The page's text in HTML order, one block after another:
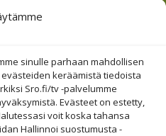
sinulle parhaan mahdollisen
keräämistä tiedoista
Sro.fi/tv -palvelumme
Evästeet on estetty,
voit koska tahansa
Hallinnoi suostumusta -